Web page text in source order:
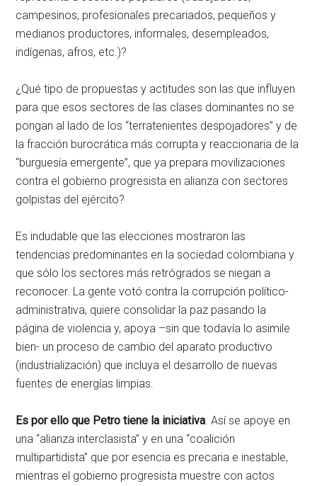
campesinos, profesionales precariados, pequeños y
medianos productores, informales, desempleados,
indígenas, afros, etc.)?
¿Qué tipo de propuestas y actitudes son las que influyen
para que esos sectores de las clases dominantes no se
pongan al lado de los “terratenientes despojadores” y de
la fracción burocrática más corrupta y reaccionaria de la
“burguesía emergente”, que ya prepara movilizaciones
contra el gobierno progresista en alianza con sectores
golpistas del ejército?
Es indudable que las elecciones mostraron las
tendencias predominantes en la sociedad colombiana y
que sólo los sectores más retrógrados se niegan a
reconocer. La gente votó contra la corrupción político-
administrativa, quiere consolidar la paz pasando la
página de violencia y, apoya –sin que todavía lo asimile
bien- un proceso de cambio del aparato productivo
(industrialización) que incluya el desarrollo de nuevas
fuentes de energías limpias.
Es por ello que Petro tiene la iniciativa . Así se apoye en
una “alianza interclasista” y en una “coalición
multipartidista” que por esencia es precaria e inestable,
mientras el gobierno progresista muestre con actos